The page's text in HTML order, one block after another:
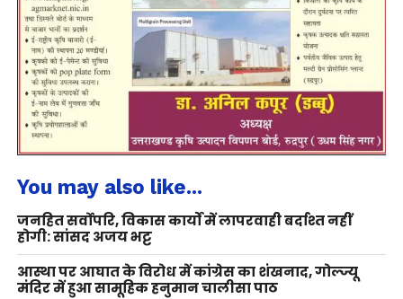
You may also like...
जनहित सर्वोपरि, विकास कार्यों में लापरवाही बर्दाश्त नहीं
होगी: सांसद अजय भट्ट
आस्था पर आघात के विरोध में कांग्रेस का शंखनाद, गोल्ज्यू
मंदिर में हुआ सामूहिक हनुमान चालीसा पाठ